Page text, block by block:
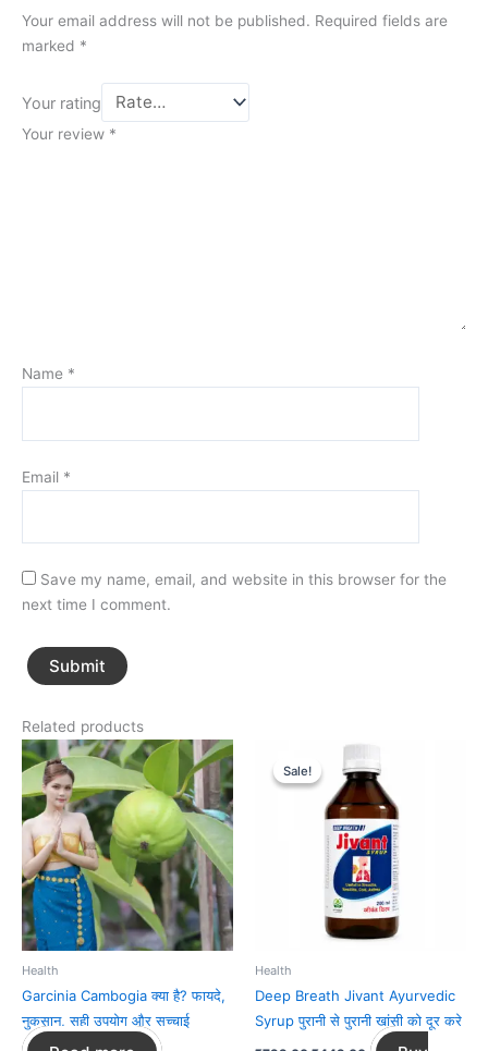
Your email address will not be published. Required fields are
marked *
Your rating
Your review *
Name *
Email *
Save my name, email, and website in this browser for the
next time I comment.
Related products
Health
Garcinia Cambogia क्या है? फायदे,
नुकसान, सही उपयोग और सच्चाई
Sale!
Sale!
Health
Deep Breath Jivant Ayurvedic
Syrup पुरानी से पुरानी खांसी को दूर करे
Original
was:
₹799.00.
is:
₹449.00.